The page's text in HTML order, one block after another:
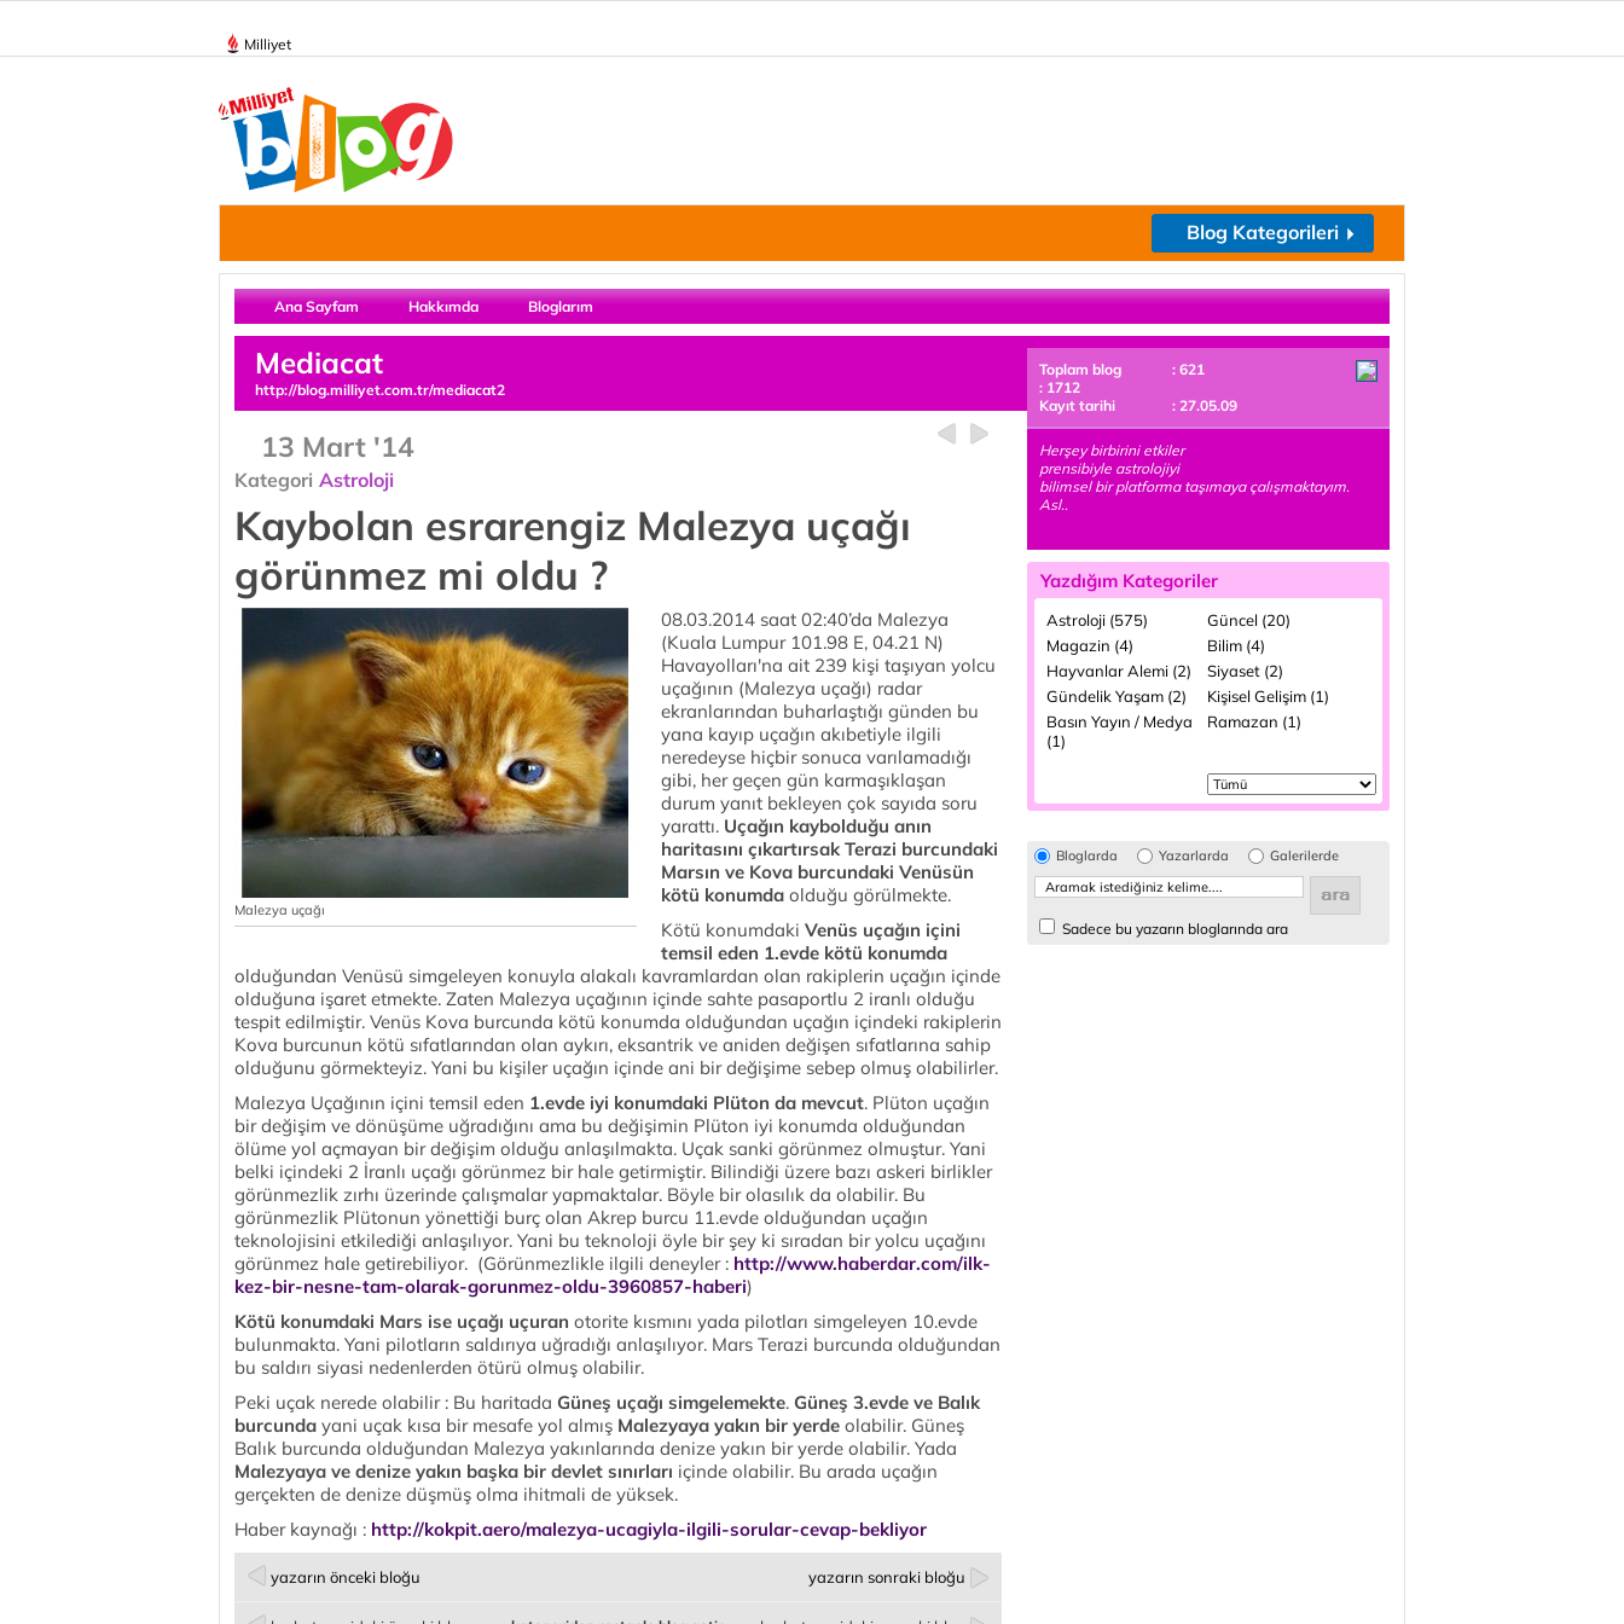
Milliyet
Blog Kategorileri
Ana Sayfam Hakkımda Bloglarım
Mediacat
http://blog.milliyet.com.tr/mediacat2
13 Mart '14
Kategori Astroloji
Kaybolan esrarengiz Malezya uçağı
görünmez mi oldu ?
Malezya uçağı
08.03.2014 saat 02:40’da Malezya
(Kuala Lumpur 101.98 E, 04.21 N)
Havayolları'na ait 239 kişi taşıyan yolcu
uçağının (Malezya uçağı) radar
ekranlarından buharlaştığı günden bu
yana kayıp uçağın akıbetiyle ilgili
neredeyse hiçbir sonuca varılamadığı
gibi, her geçen gün karmaşıklaşan
durum yanıt bekleyen çok sayıda soru
yarattı. Uçağın kaybolduğu anın
haritasını çıkartırsak Terazi burcundaki
Marsın ve Kova burcundaki Venüsün
kötü konumda olduğu görülmekte.
Kötü konumdaki Venüs uçağın içini
temsil eden 1.evde kötü konumda
olduğundan Venüsü simgeleyen konuyla alakalı kavramlardan olan rakiplerin uçağın içinde
olduğuna işaret etmekte. Zaten Malezya uçağının içinde sahte pasaportlu 2 iranlı olduğu
tespit edilmiştir. Venüs Kova burcunda kötü konumda olduğundan uçağın içindeki rakiplerin
Kova burcunun kötü sıfatlarından olan aykırı, eksantrik ve aniden değişen sıfatlarına sahip
olduğunu görmekteyiz. Yani bu kişiler uçağın içinde ani bir değişime sebep olmuş olabilirler.
Malezya Uçağının içini temsil eden 1.evde iyi konumdaki Plüton da mevcut. Plüton uçağın
bir değişim ve dönüşüme uğradığını ama bu değişimin Plüton iyi konumda olduğundan
ölüme yol açmayan bir değişim olduğu anlaşılmakta. Uçak sanki görünmez olmuştur. Yani
belki içindeki 2 İranlı uçağı görünmez bir hale getirmiştir. Bilindiği üzere bazı askeri birlikler
görünmezlik zırhı üzerinde çalışmalar yapmaktalar. Böyle bir olasılık da olabilir. Bu
görünmezlik Plütonun yönettiği burç olan Akrep burcu 11.evde olduğundan uçağın
teknolojisini etkilediği anlaşılıyor. Yani bu teknoloji öyle bir şey ki sıradan bir yolcu uçağını
görünmez hale getirebiliyor. (Görünmezlikle ilgili deneyler : http://www.haberdar.com/ilk-
kez-bir-nesne-tam-olarak-gorunmez-oldu-3960857-haberi)
Kötü konumdaki Mars ise uçağı uçuran otorite kısmını yada pilotları simgeleyen 10.evde
bulunmakta. Yani pilotların saldırıya uğradığı anlaşılıyor. Mars Terazi burcunda olduğundan
bu saldırı siyasi nedenlerden ötürü olmuş olabilir.
Peki uçak nerede olabilir : Bu haritada Güneş uçağı simgelemekte. Güneş 3.evde ve Balık
burcunda yani uçak kısa bir mesafe yol almış Malezyaya yakın bir yerde olabilir. Güneş
Balık burcunda olduğundan Malezya yakınlarında denize yakın bir yerde olabilir. Yada
Malezyaya ve denize yakın başka bir devlet sınırları içinde olabilir. Bu arada uçağın
gerçekten de denize düşmüş olma ihitmali de yüksek.
Haber kaynağı : http://kokpit.aero/malezya-ucagiyla-ilgili-sorular-cevap-bekliyor
yazarın önceki bloğu yazarın sonraki bloğu
Toplam blog
: 621
: 1712
Kayıt tarihi
: 27.05.09
Herşey birbirini etkiler
prensibiyle astrolojiyi
bilimsel bir platforma taşımaya çalışmaktayım.
Asl..
Yazdığım Kategoriler
Astroloji (575)
Güncel (20)
Magazin (4)
Bilim (4)
Hayvanlar Alemi (2)
Siyaset (2)
Gündelik Yaşam (2)
Kişisel Gelişim (1)
Basın Yayın / Medya
(1)
Ramazan (1)
Bloglarda Yazarlarda Galerilerde
Sadece bu yazarın bloglarında ara